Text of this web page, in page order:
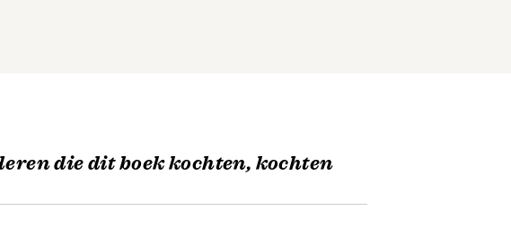
die dit boek kochten, kochten